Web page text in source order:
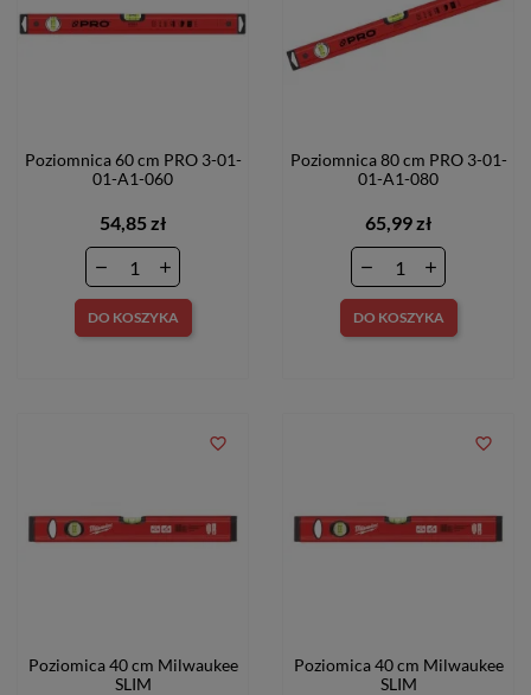
Poziomnica 60 cm PRO 3-01-
01-A1-060
54,85 zł
DO KOSZYKA
Poziomnica 80 cm PRO 3-01-
01-A1-080
65,99 zł
DO KOSZYKA
Poziomica 40 cm Milwaukee
SLIM
favorite_border
Poziomica 40 cm Milwaukee
SLIM
favorite_border